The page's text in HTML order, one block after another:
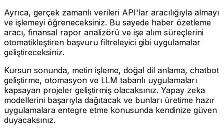
Ayrıca, gerçek zamanlı verileri API'lar aracılığıyla almayı
ve işlemeyi öğreneceksiniz. Bu sayede haber özetleme
aracı, finansal rapor analizörü ve işe alım süreçlerini
otomatikleştiren başvuru filtreleyici gibi uygulamalar
geliştireceksiniz.
Kursun sonunda, metin işleme, doğal dil anlama, chatbot
geliştirme, otomasyon ve LLM tabanlı uygulamaları
kapsayan projeler geliştirmiş olacaksınız. Yapay zeka
modellerini başarıyla dağıtacak ve bunları üretime hazır
uygulamalara entegre etme konusunda kendinize güven
duyacaksınız.